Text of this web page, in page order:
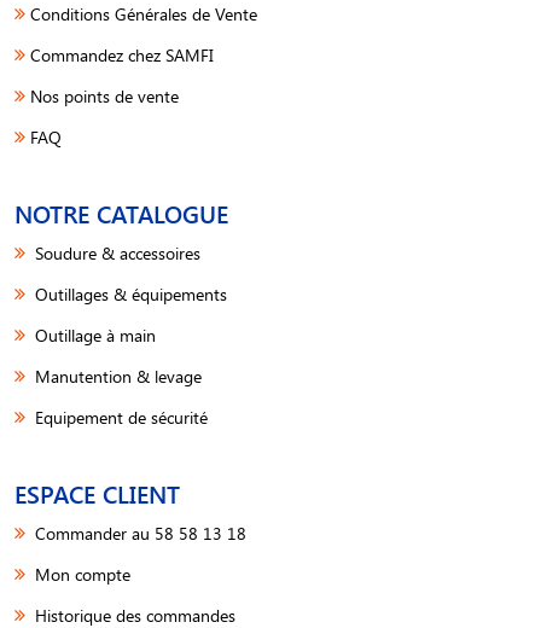
Conditions Générales de Vente
Commandez chez SAMFI
Nos points de vente
FAQ
NOTRE CATALOGUE
Soudure & accessoires
Outillages & équipements
Outillage à main
Manutention & levage
Equipement de sécurité
ESPACE CLIENT
Commander au 58 58 13 18
Mon compte
Historique des commandes